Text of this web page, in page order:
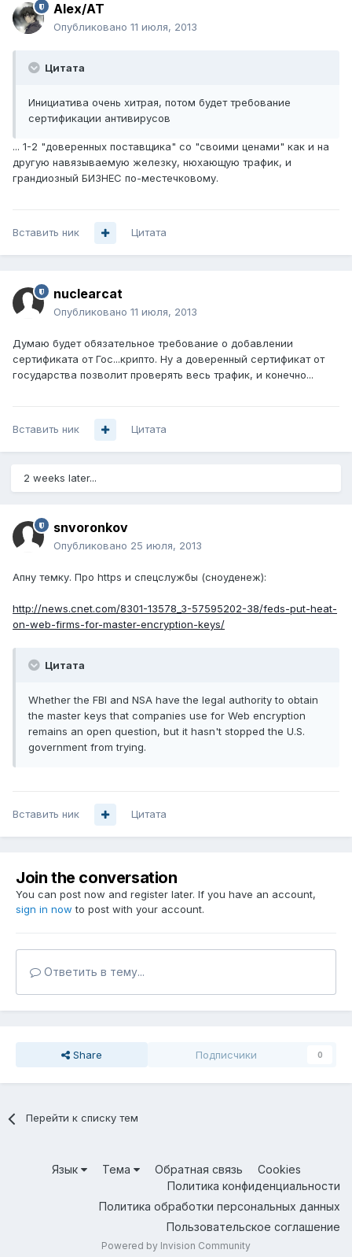
Alex/AT
Опубликовано 11 июля, 2013
Цитата
Инициатива очень хитрая, потом будет требование
сертификации антивирусов
... 1-2 "доверенных поставщика" со "своими ценами" как и на
другую навязываемую железку, нюхающую трафик, и
грандиозный БИЗНЕС по-местечковому.
Вставить ник Цитата
nuclearcat
Опубликовано 11 июля, 2013
Думаю будет обязательное требование о добавлении
сертификата от Гос...крипто. Ну а доверенный сертификат от
государства позволит проверять весь трафик, и конечно...
Вставить ник Цитата
2 weeks later...
snvoronkov
Опубликовано 25 июля, 2013
Апну темку. Про https и спецслужбы (сноуденеж):
http://news.cnet.com/8301-13578_3-57595202-38/feds-put-heat-
on-web-firms-for-master-encryption-keys/
Цитата
Whether the FBI and NSA have the legal authority to obtain
the master keys that companies use for Web encryption
remains an open question, but it hasn't stopped the U.S.
government from trying.
Вставить ник Цитата
Join the conversation
You can post now and register later. If you have an account,
sign in now to post with your account.
Ответить в тему...
Share Подписчики 0
Перейти к списку тем
Язык Тема Обратная связь
Cookies
Политика конфиденциальности
Политика обработки персональных данных
Пользовательское соглашение
Powered by Invision Community